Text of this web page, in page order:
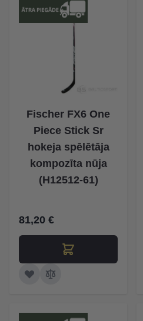
Fischer FX6 One
Piece Stick Sr
hokeja spēlētāja
kompozīta nūja
(H12512-61)
81,20 €